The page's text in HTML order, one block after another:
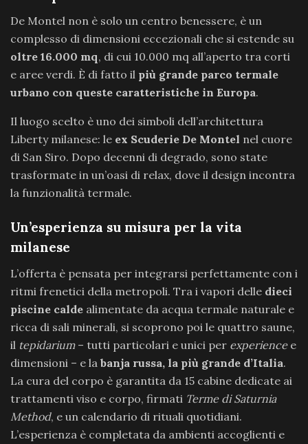
De Montel non è solo un centro benessere, è un
complesso di dimensioni eccezionali che si estende su
oltre 16.000 mq, di cui 10.000 mq all’aperto tra corti
e aree verdi. È di fatto il più grande parco termale
urbano con queste caratteristiche in Europa.
Il luogo scelto è uno dei simboli dell’architettura
Liberty milanese: le ex Scuderie De Montel nel cuore
di San Siro. Dopo decenni di degrado, sono state
trasformate in un’oasi di relax, dove il design incontra
la funzionalità termale.
Un’esperienza su misura per la vita
milanese
L’offerta è pensata per integrarsi perfettamente con i
ritmi frenetici della metropoli. Tra i vapori delle dieci
piscine calde alimentate da acqua termale naturale e
ricca di sali minerali, si scoprono poi le quattro saune,
il tepidarium– tutti particolari e unici per experiencee
dimensioni – e la banja russa, la più grande d’Italia.
La cura del corpo è garantita da 15 cabine dedicate ai
trattamenti viso e corpo, firmati Terme di Saturnia
Method, e un calendario di rituali quotidiani.
L’esperienza è completata da ambienti accoglienti e